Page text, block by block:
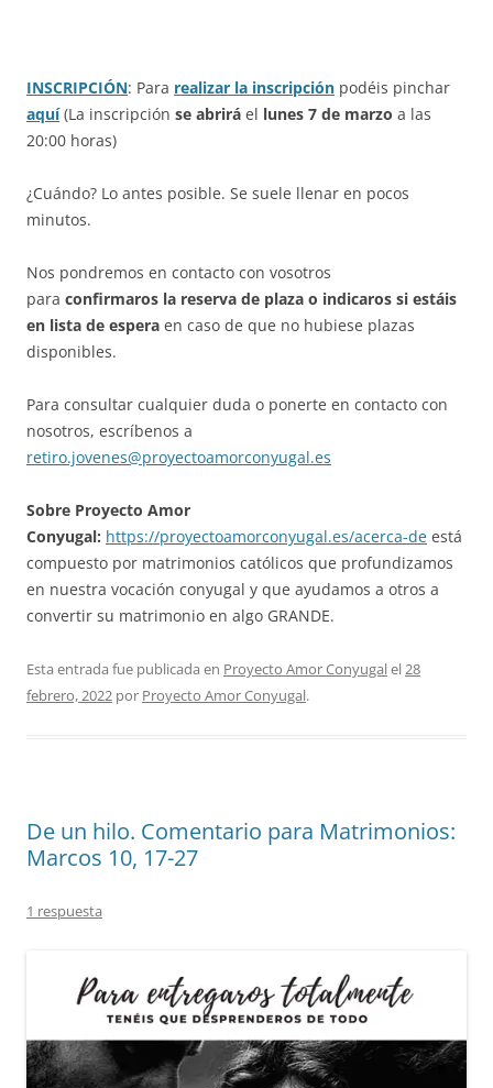
INSCRIPCIÓN: Para realizar la inscripción podéis pinchar
aquí(La inscripción se abrirá el lunes 7 de marzo a las
20:00 horas)
¿Cuándo? Lo antes posible. Se suele llenar en pocos
minutos.
Nos pondremos en contacto con vosotros
para confirmaros la reserva de plaza o indicaros si estáis
en lista de espera en caso de que no hubiese plazas
disponibles.
Para consultar cualquier duda o ponerte en contacto con
nosotros, escríbenos a
retiro.jovenes@proyectoamorconyugal.es
Sobre Proyecto Amor
Conyugal: https://proyectoamorconyugal.es/acerca-de está
compuesto por matrimonios católicos que profundizamos
en nuestra vocación conyugal y que ayudamos a otros a
convertir su matrimonio en algo GRANDE.
Esta entrada fue publicada en Proyecto Amor Conyugalel28
febrero, 2022 por Proyecto Amor Conyugal.
De un hilo. Comentario para Matrimonios:
Marcos 10, 17-27
1 respuesta